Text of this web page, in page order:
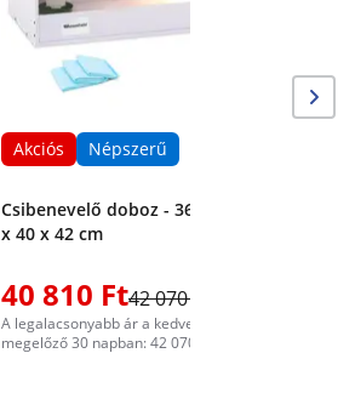
Akciós Népszerű
Csibenevelő doboz - 36 °C-ig - 78
x 40 x 42 cm
40 810 Ft42 070 Ft
A legalacsonyabb ár a kedvezményt
megelőző 30 napban: 42 070 Ft